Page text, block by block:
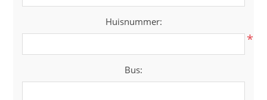
Huisnummer:
*
Bus: